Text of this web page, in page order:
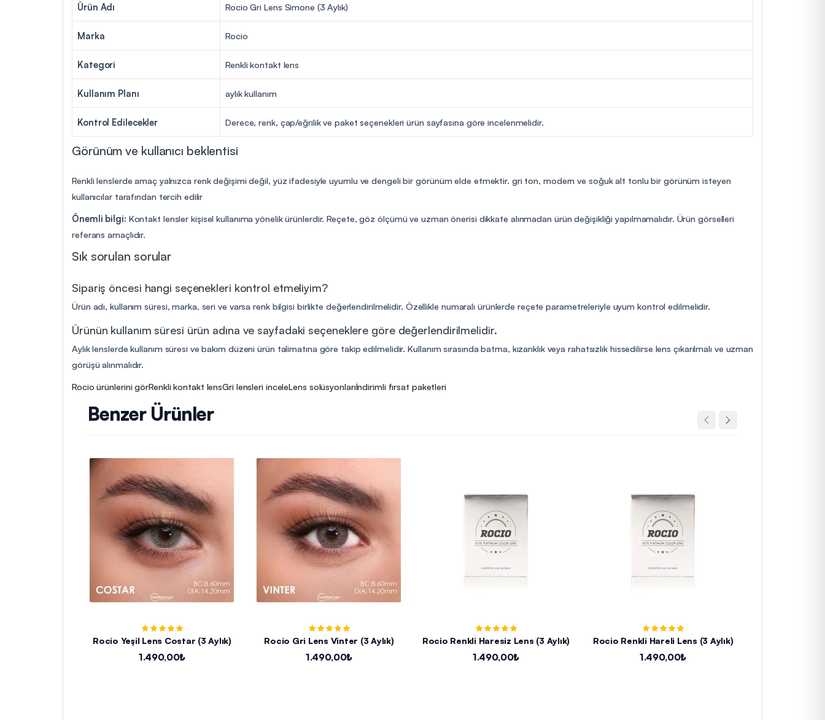
Ürün Adı Rocio Gri Lens Simone (3 Aylık)
Marka Rocio
Kategori Renkli kontakt lens
Kullanım Planı aylık kullanım
Kontrol Edilecekler Derece, renk, çap/eğrilik ve paket seçenekleri ürün sayfasına göre incelenmelidir.
Görünüm ve kullanıcı beklentisi
Renkli lenslerde amaç yalnızca renk değişimi değil, yüz ifadesiyle uyumlu ve dengeli bir görünüm elde etmektir. gri ton, modern ve soğuk alt tonlu bir görünüm isteyen
kullanıcılar tarafından tercih edilir
Önemli bilgi: Kontakt lensler kişisel kullanıma yönelik ürünlerdir. Reçete, göz ölçümü ve uzman önerisi dikkate alınmadan ürün değişikliği yapılmamalıdır. Ürün görselleri
referans amaçlıdır.
Sık sorulan sorular
Sipariş öncesi hangi seçenekleri kontrol etmeliyim?
Ürün adı, kullanım süresi, marka, seri ve varsa renk bilgisi birlikte değerlendirilmelidir. Özellikle numaralı ürünlerde reçete parametreleriyle uyum kontrol edilmelidir.
Ürünün kullanım süresi ürün adına ve sayfadaki seçeneklere göre değerlendirilmelidir.
Aylık lenslerde kullanım süresi ve bakım düzeni ürün talimatına göre takip edilmelidir. Kullanım sırasında batma, kızarıklık veya rahatsızlık hissedilirse lens çıkarılmalı ve uzman
görüşü alınmalıdır.
Rocio ürünlerini görRenkli kontakt lensGri lensleri inceleLens solüsyonlarıİndirimli fırsat paketleri
Benzer Ürünler
Rocio Yeşil Lens Costar (3 Aylık)
1.490,00₺
Rocio Gri Lens Vinter (3 Aylık)
1.490,00₺
Rocio Renkli Haresiz Lens (3 Aylık)
1.490,00₺
Rocio Renkli Hareli Lens (3 Aylık)
1.490,00₺